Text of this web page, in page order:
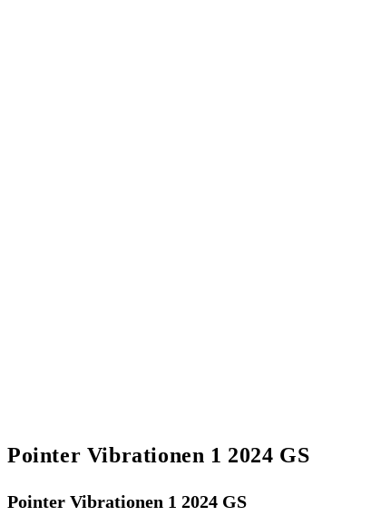
Pointer Vibrationen 1 2024 GS
Pointer Vibrationen 1 2024 GS